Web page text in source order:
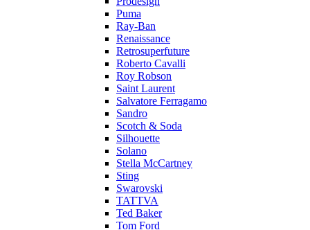
Puma
Ray-Ban
Renaissance
Retrosuperfuture
Roberto Cavalli
Roy Robson
Saint Laurent
Salvatore Ferragamo
Sandro
Scotch & Soda
Silhouette
Solano
Stella McCartney
Sting
Swarovski
TATTVA
Ted Baker
Tom Ford